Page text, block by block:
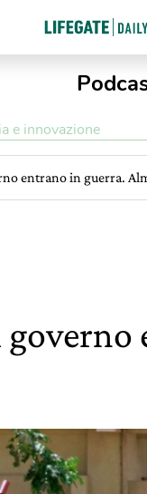
e innovazione
entrano in guerra.